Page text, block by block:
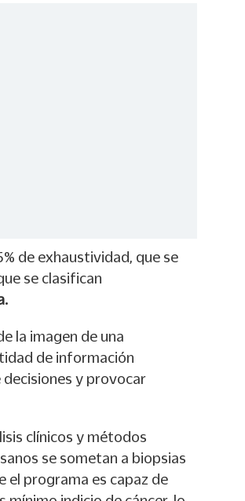
de exhaustividad, que se
se clasifican
la imagen de una
de información
y provocar
clínicos y métodos
se sometan a biopsias
el programa es capaz de